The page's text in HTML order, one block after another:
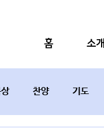
홈 소개
찬양 기도